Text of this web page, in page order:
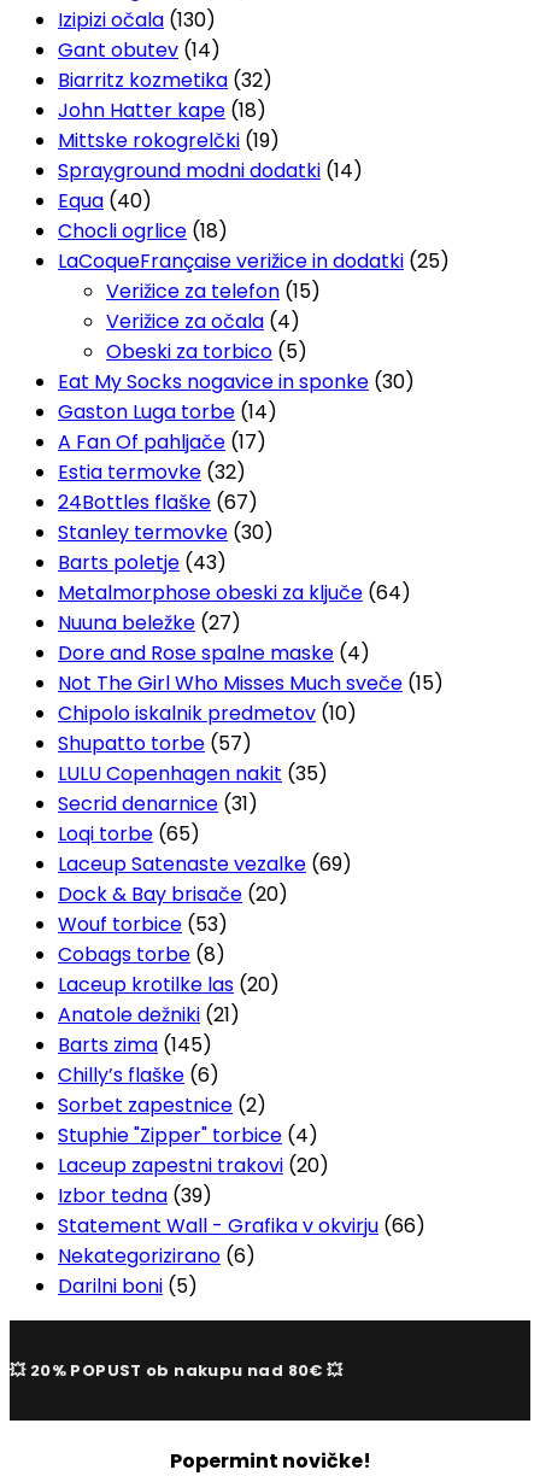
Izipizi očala (130)
Gant obutev (14)
Biarritz kozmetika (32)
John Hatter kape (18)
Mittske rokogrelčki (19)
Sprayground modni dodatki (14)
Equa (40)
Chocli ogrlice (18)
LaCoqueFrançaise verižice in dodatki (25)
Verižice za telefon (15)
Verižice za očala (4)
Obeski za torbico (5)
Eat My Socks nogavice in sponke (30)
Gaston Luga torbe (14)
A Fan Of pahljače (17)
Estia termovke (32)
24Bottles flaške (67)
Stanley termovke (30)
Barts poletje (43)
Metalmorphose obeski za ključe (64)
Nuuna beležke (27)
Dore and Rose spalne maske (4)
Not The Girl Who Misses Much sveče (15)
Chipolo iskalnik predmetov (10)
Shupatto torbe (57)
LULU Copenhagen nakit (35)
Secrid denarnice (31)
Loqi torbe (65)
Laceup Satenaste vezalke (69)
Dock & Bay brisače (20)
Wouf torbice (53)
Cobags torbe (8)
Laceup krotilke las (20)
Anatole dežniki (21)
Barts zima (145)
Chilly’s flaške (6)
Sorbet zapestnice (2)
Stuphie "Zipper" torbice (4)
Laceup zapestni trakovi (20)
Izbor tedna (39)
Statement Wall - Grafika v okvirju (66)
Nekategorizirano (6)
Darilni boni (5)
💥 20% POPUST ob nakupu nad 80€ 💥
Popermint novičke!